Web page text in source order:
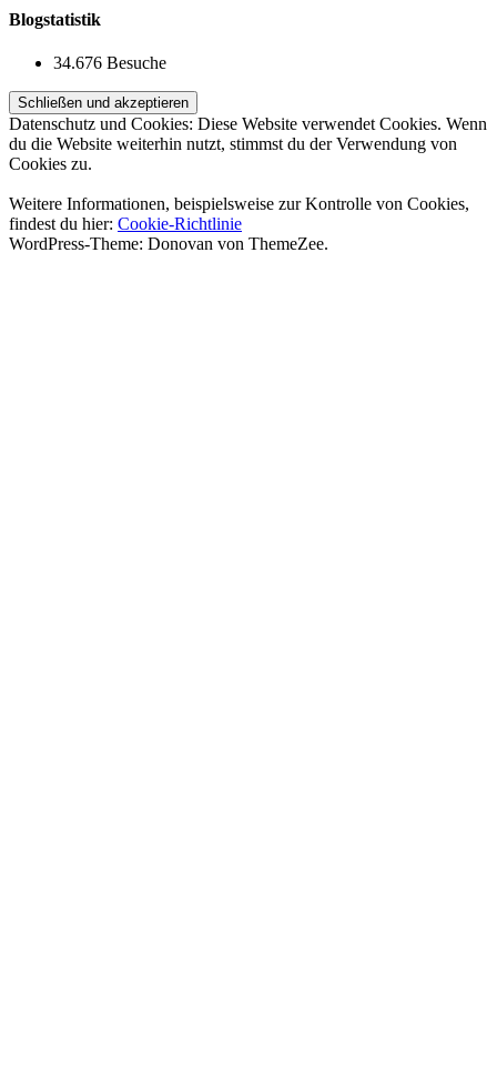
Blogstatistik
34.676 Besuche
Datenschutz und Cookies: Diese Website verwendet Cookies. Wenn
du die Website weiterhin nutzt, stimmst du der Verwendung von
Cookies zu.
Weitere Informationen, beispielsweise zur Kontrolle von Cookies,
findest du hier: Cookie-Richtlinie
WordPress-Theme: Donovan von ThemeZee.